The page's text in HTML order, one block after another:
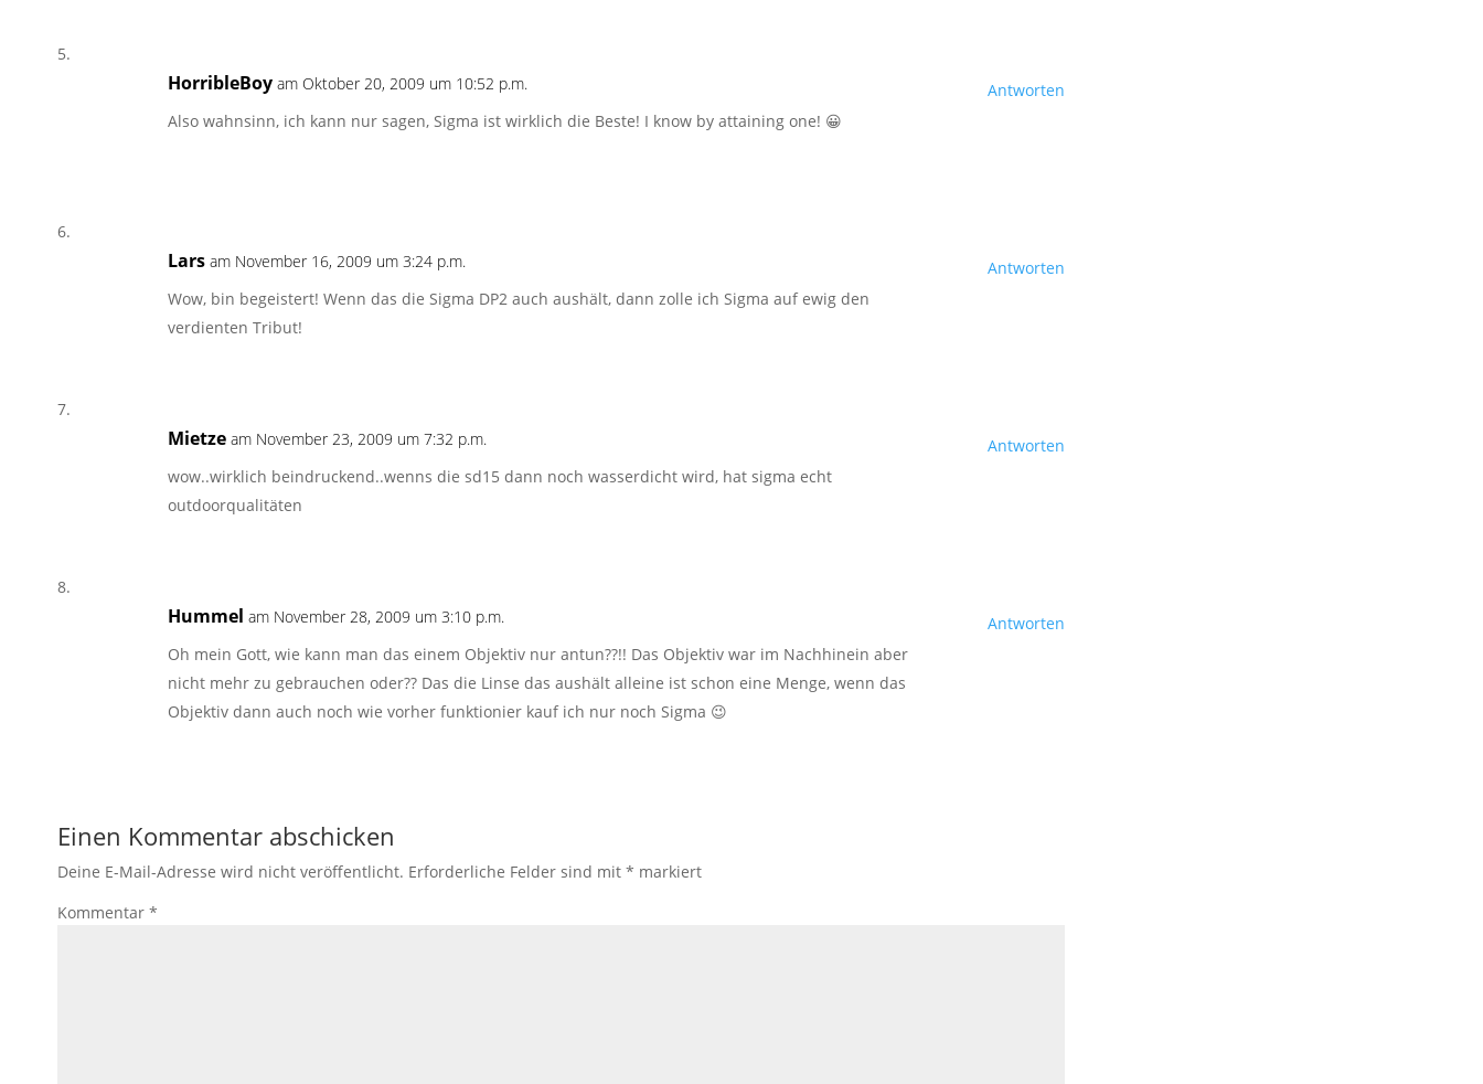
HorribleBoy am Oktober 20, 2009 um 10:52 p.m.
Also wahnsinn, ich kann nur sagen, Sigma ist wirklich die Beste! I know by attaining one! 😀
Antworten
Lars am November 16, 2009 um 3:24 p.m.
Wow, bin begeistert! Wenn das die Sigma DP2 auch aushält, dann zolle ich Sigma auf ewig den
verdienten Tribut!
Antworten
Mietze am November 23, 2009 um 7:32 p.m.
wow..wirklich beindruckend..wenns die sd15 dann noch wasserdicht wird, hat sigma echt
outdoorqualitäten
Antworten
Hummel am November 28, 2009 um 3:10 p.m.
Oh mein Gott, wie kann man das einem Objektiv nur antun??!! Das Objektiv war im Nachhinein aber
nicht mehr zu gebrauchen oder?? Das die Linse das aushält alleine ist schon eine Menge, wenn das
Objektiv dann auch noch wie vorher funktionier kauf ich nur noch Sigma 😉
Antworten
Einen Kommentar abschicken
Deine E-Mail-Adresse wird nicht veröffentlicht. Erforderliche Felder sind mit * markiert
Kommentar *